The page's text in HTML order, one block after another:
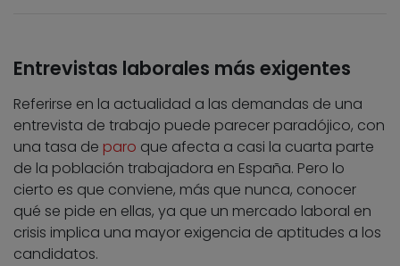
Entrevistas laborales más exigentes
Referirse en la actualidad a las demandas de una
entrevista de trabajo puede parecer paradójico, con
una tasa de paro que afecta a casi la cuarta parte
de la población trabajadora en España. Pero lo
cierto es que conviene, más que nunca, conocer
qué se pide en ellas, ya que un mercado laboral en
crisis implica una mayor exigencia de aptitudes a los
candidatos.